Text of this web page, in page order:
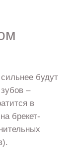
будут
–
в
брекет-